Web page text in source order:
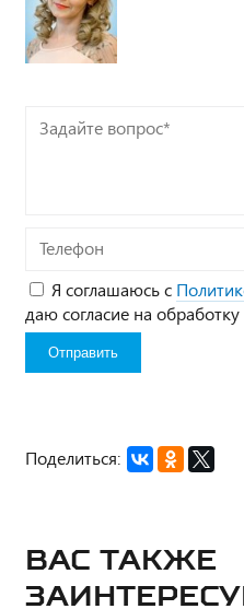
Задайте
вопрос*
Телефон
Я соглашаюсь с
даю согласие на
Поделиться:
Вас также